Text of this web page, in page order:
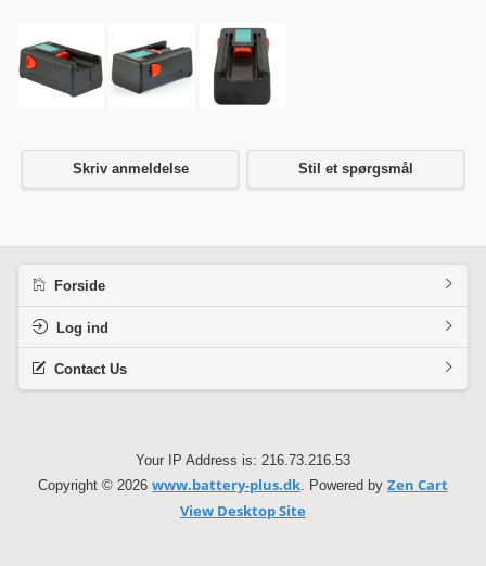
Skriv anmeldelse Stil et spørgsmål
Forside
Log ind
Contact Us
Your IP Address is: 216.73.216.53
Copyright © 2026 www.battery-plus.dk. Powered by Zen Cart
View Desktop Site